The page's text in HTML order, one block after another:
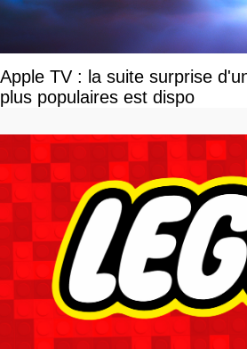
Apple TV : la suite surprise
plus populaires est dispo